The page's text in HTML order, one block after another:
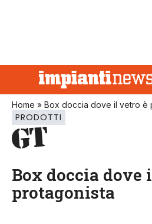
Home » Box doccia dove il vetro è
PRODOTTI
Box doccia dove
protagonista